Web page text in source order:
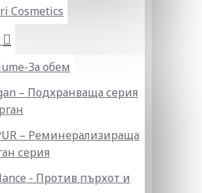
Cosmetics
За обем
– Подхранваща серия
– Реминерализираща
серия
- Против пърхот и